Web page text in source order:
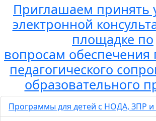
Приглашаем принять
электронной
площадке по
вопросам обеспечения
педагогического
образовательного
Программы для детей с НОДА, ЗПР и